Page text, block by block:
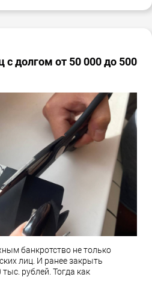
с долгом от 50 000 до 500
банкротство не только
лиц. И ранее закрыть
рублей. Тогда как